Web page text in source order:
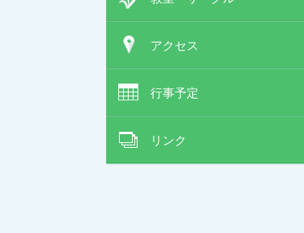
アクセス
行事予定
リンク